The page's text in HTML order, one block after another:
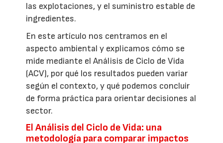
las explotaciones, y el suministro estable de
ingredientes.
En este artículo nos centramos en el
aspecto ambiental y explicamos cómo se
mide mediante el Análisis de Ciclo de Vida
(ACV), por qué los resultados pueden variar
según el contexto, y qué podemos concluir
de forma práctica para orientar decisiones al
sector.
El Análisis del Ciclo de Vida: una
metodología para comparar impactos